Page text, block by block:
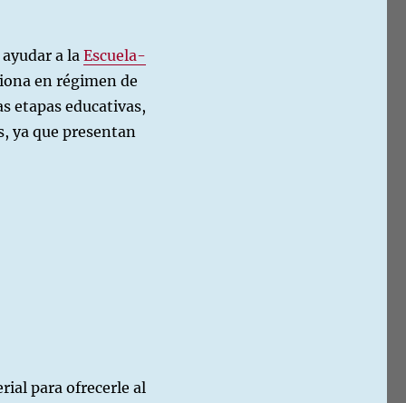
a laEscuela-
en régimen de
etapas educativas,
ya que presentan
para ofrecerle al